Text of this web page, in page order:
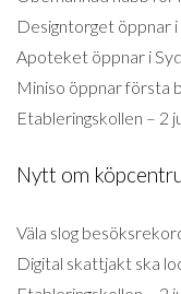
Designtorget öppnar
Apoteket öppnar i
Miniso öppnar första
Etableringskollen – 2
Nytt om
Väla slog
Digital skattjakt ska